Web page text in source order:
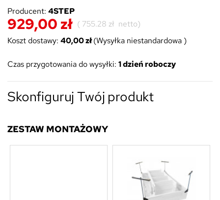
Producent: 4STEP
929,00 zł ( 755.28 zł netto)
Koszt dostawy: 40,00 zł(Wysyłka niestandardowa )
Czas przygotowania do wysyłki: 1 dzień roboczy
Skonfiguruj Twój produkt
ZESTAW MONTAŻOWY